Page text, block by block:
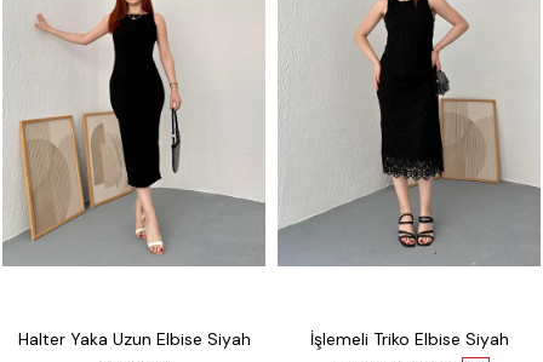
Halter Yaka Uzun Elbise Siyah İşlemeli Triko Elbise Siyah